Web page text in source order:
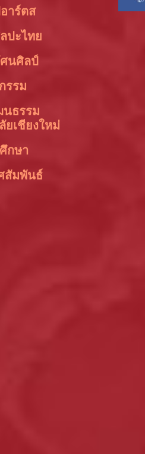
าร์ตส
ปะไทย
นศิลป์
รรม
ธรรม
ยเชียงใหม่
กษา
สัมพันธ์